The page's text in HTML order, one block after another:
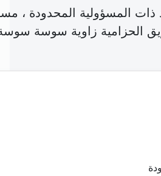
المسؤولية المحدودة ،
الحزامية زاوية سوسة